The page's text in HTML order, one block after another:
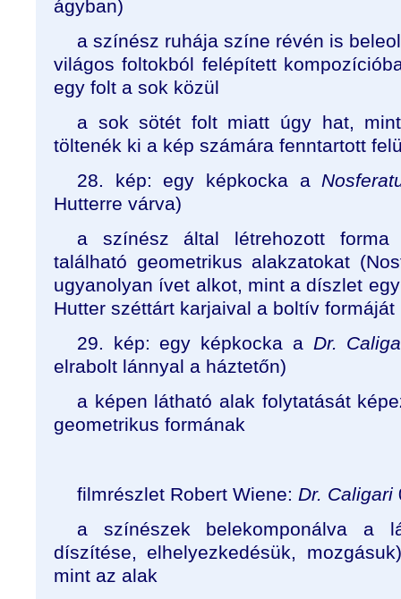
ágyban)
a színész ruhája színe révén is
világos foltokból felépített
egy folt a sok közül
a sok sötét folt miatt úgy hat,
töltenék ki a kép számára fenntartott
28. kép: egy képkocka a
Hutterre várva)
a színész által létrehozott forma
található geometrikus alakzatokat
ugyanolyan ívet alkot, mint a díszlet
Hutter széttárt karjaival a boltív formáját
29. kép: egy képkocka a Dr.
elrabolt lánnyal a háztetőn)
a képen látható alak folytatását
geometrikus formának
filmrészlet Robert Wiene: Dr. Caligari
a színészek belekomponálva a
díszítése, elhelyezkedésük,
mint az alak